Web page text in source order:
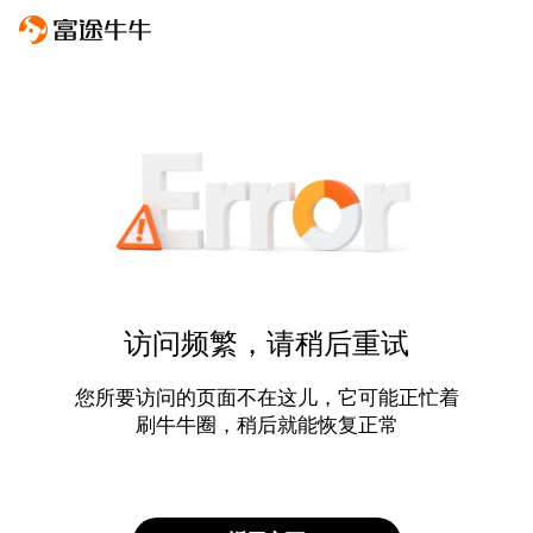
访问频繁，请稍后重试
您所要访问的页面不在这儿，它可能正忙着
刷牛牛圈，稍后就能恢复正常